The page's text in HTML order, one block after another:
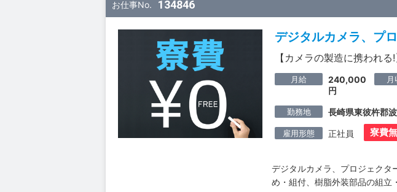
お仕事No. 134846
デジタルカメラ、プ
【カメラの製造に携われ
月給
240,000
円
勤務地 長崎県東彼杵郡
雇用形態 正社員 寮費
デジタルカメラ、プロジェクタ
め・組付、樹脂外装部品の組立